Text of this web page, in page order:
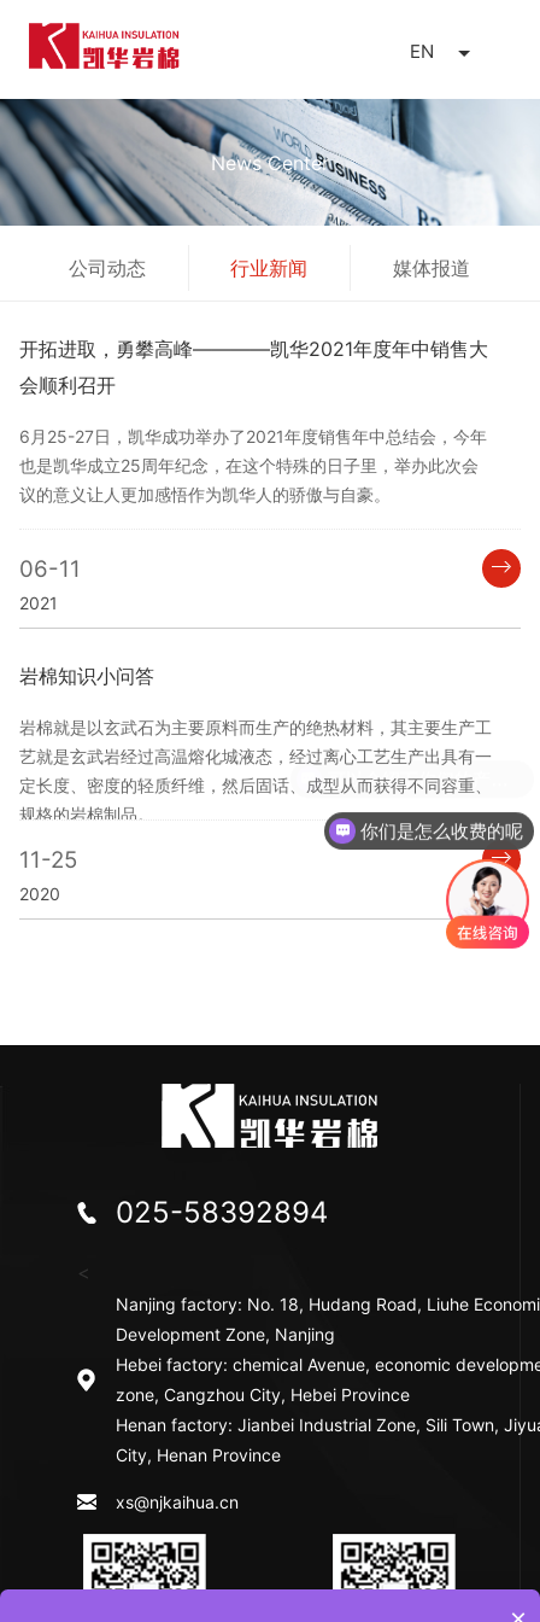
EN
News Center
公司动态 行业新闻 媒体报道
开拓进取，勇攀高峰————凯华2021年度年中销售大
会顺利召开
6月25-27日，凯华成功举办了2021年度销售年中总结会，今年
也是凯华成立25周年纪念，在这个特殊的日子里，举办此次会
议的意义让人更加感悟作为凯华人的骄傲与自豪。
06-11
2021
岩棉知识小问答
岩棉就是以玄武石为主要原料而生产的绝热材料，其主要生产工
艺就是玄武岩经过高温熔化城液态，经过离心工艺生产出具有一
定长度、密度的轻质纤维，然后固话、成型从而获得不同容重、
规格的岩棉制品。
11-25
2020
025-58392894
<
Nanjing factory: No. 18, Hudang Road, Liuhe
Development Zone, Nanjing
Hebei factory: chemical Avenue, economic
zone, Cangzhou City, Hebei Province
Henan factory: Jianbei Industrial Zone, Sili Town,
City, Henan Province
xs@njkaihua.cn
你们是怎么收费的呢